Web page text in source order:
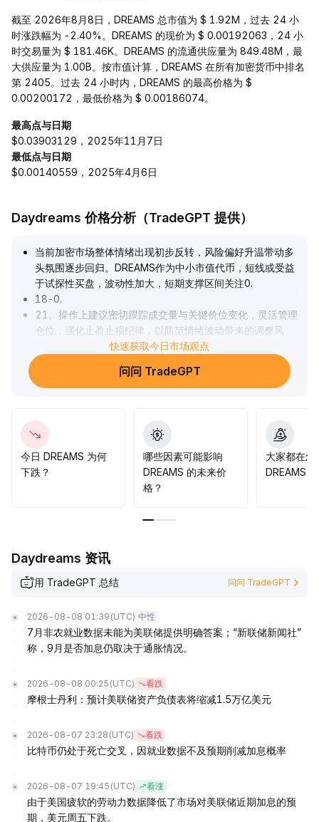
截至 2026年8月8日，DREAMS 总市值为 $ 1.92M，过去 24 小
时涨跌幅为 -2.40%。DREAMS 的现价为 $ 0.00192063，24 小
时交易量为 $ 181.46K。DREAMS 的流通供应量为 849.48M，最
大供应量为 1.00B。按市值计算，DREAMS 在所有加密货币中排名
第 2405。过去 24 小时内，DREAMS 的最高价格为 $
0.00200172，最低价格为 $ 0.00186074。
最高点与日期
$0.03903129，2025年11月7日
最低点与日期
$0.00140559，2025年4月6日
Daydreams 价格分析（TradeGPT 提供）
当前加密市场整体情绪出现初步反转，风险偏好升温带动多
头氛围逐步回归。DREAMS作为中小市值代币，短线或受益
于试探性买盘，波动性加大，短期支撑区间关注0.
18-0.
21。操作上建议密切跟踪成交量与关键价位变化，灵活管理
仓位，强化止盈止损纪律，以防范情绪波动带来的调整风
快速获取今日市场观点
问问 TradeGPT
今日 DREAMS 为何
下跌？
哪些因素可能影响
DREAMS 的未来价
格？
大家都在怎
DREAMS？
Daydreams 资讯
用 TradeGPT 总结 问问 TradeGPT
2026-08-08 01:39 (UTC) 中性
7月非农就业数据未能为美联储提供明确答案；“新联储新闻社”
称，9月是否加息仍取决于通胀情况。
2026-08-08 00:25 (UTC) 看跌
摩根士丹利：预计美联储资产负债表将缩减1.5万亿美元
2026-08-07 23:28 (UTC) 看跌
比特币仍处于死亡交叉，因就业数据不及预期削减加息概率
2026-08-07 19:45 (UTC) 看涨
由于美国疲软的劳动力数据降低了市场对美联储近期加息的预
期，美元周五下跌。